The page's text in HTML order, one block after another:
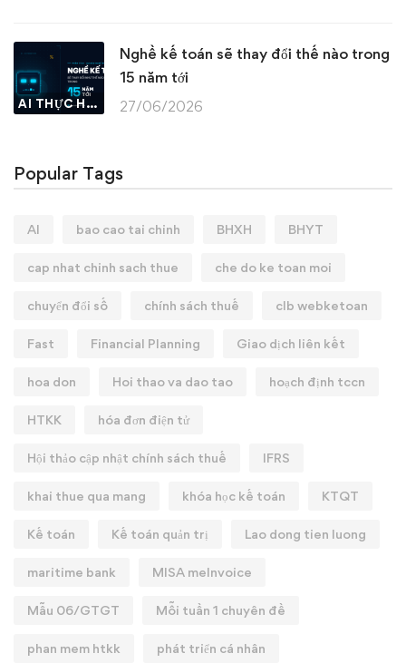
AI THỰC HÀNH
Nghề kế toán sẽ thay đổi thế nào trong
15 năm tới
27/06/2026
Popular Tags
AI bao cao tai chinh BHXH BHYT
cap nhat chinh sach thue che do ke toan moi
chuyển đổi số chính sách thuế clb webketoan
Fast Financial Planning Giao dịch liên kết
hoa don Hoi thao va dao tao hoạch định tccn
HTKK hóa đơn điện tử
Hội thảo cập nhật chính sách thuế IFRS
khai thue qua mang khóa học kế toán KTQT
Kế toán Kế toán quản trị Lao dong tien luong
maritime bank MISA meInvoice
Mẫu 06/GTGT Mỗi tuần 1 chuyên đề
phan mem htkk phát triển cá nhân